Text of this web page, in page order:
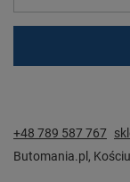
+48 789 587 767
Butomania.pl ,